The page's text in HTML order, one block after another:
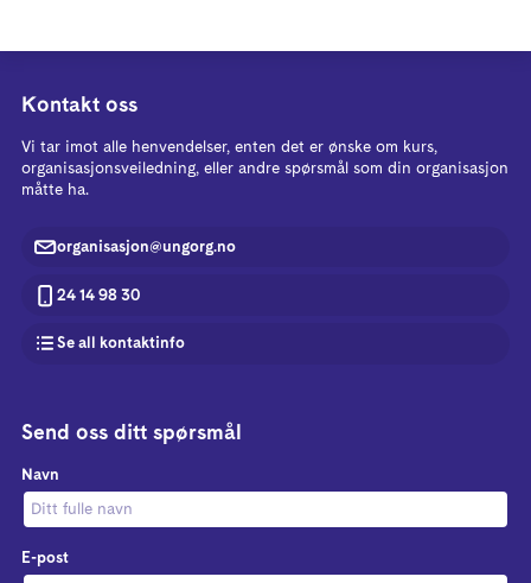
Kontakt oss
Vi tar imot alle henvendelser, enten det er ønske om kurs,
organisasjonsveiledning, eller andre spørsmål som din organisasjon
måtte ha.
organisasjon@ungorg.no
24 14 98 30
Se all kontaktinfo
Send oss ditt spørsmål
Navn
E-post